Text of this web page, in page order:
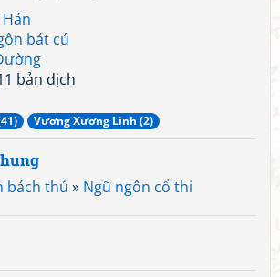
bát cú
bản dịch
Vương Xương Linh (2)
bách thủ » Ngũ ngôn cổ thi